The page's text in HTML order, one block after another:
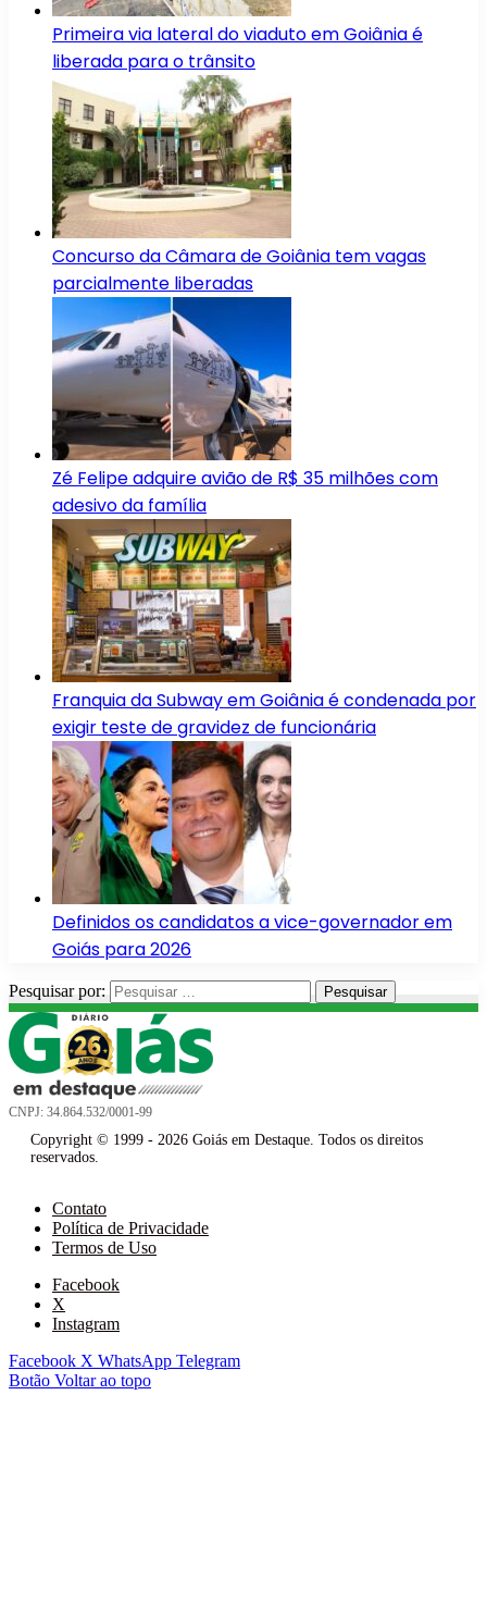
Primeira via lateral do viaduto em Goiânia é
liberada para o trânsito
Concurso da Câmara de Goiânia tem vagas
parcialmente liberadas
Zé Felipe adquire avião de R$ 35 milhões com
adesivo da família
Franquia da Subway em Goiânia é condenada por
exigir teste de gravidez de funcionária
Definidos os candidatos a vice-governador em
Goiás para 2026
Pesquisar por:
CNPJ: 34.864.532/0001-99
Copyright © 1999 - 2026 Goiás em Destaque. Todos os direitos
reservados.
Contato
Política de Privacidade
Termos de Uso
Facebook
X
Instagram
Facebook X WhatsApp Telegram
Botão Voltar ao topo